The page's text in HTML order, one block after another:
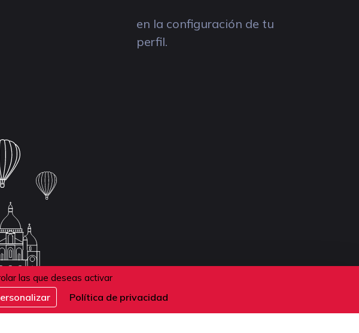
las que deseas activar
Política de privacidad
en la configuración de tu
perfil.
Suivez-nous